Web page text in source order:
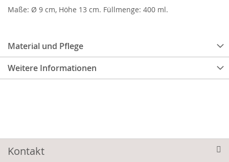
Material und Pflege
Weitere Informationen
Maße: Ø 9 cm, Höhe 13 cm. Füllmenge: 400 ml.
Kontakt